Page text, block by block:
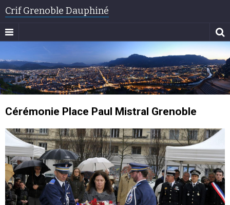
Crif Grenoble Dauphiné
Cérémonie Place Paul Mistral Grenoble